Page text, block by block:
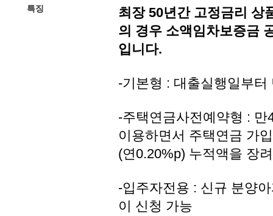
특징
최장 50년간 고정금리 상
의 경우 소액임차보증금
입니다.
-기본형 : 대출실행일부
-주택연금사전예약형 :
이용하면서 주택연금 가
(연0.20%p) 누적액을 장
-입주자전용 : 신규 분양
이 신청 가능